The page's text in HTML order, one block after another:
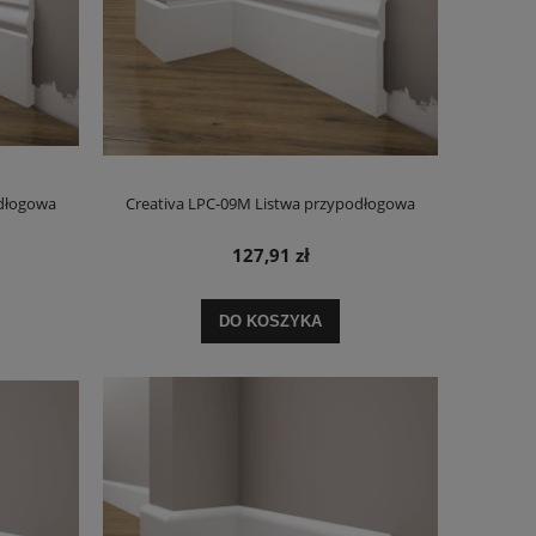
Creativa LPC-09M Listwa przypodłogowa
127,91 zł
DO KOSZYKA